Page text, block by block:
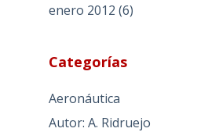
enero 2012 (6)
Categorías
Aeronáutica
Autor: A. Ridruejo